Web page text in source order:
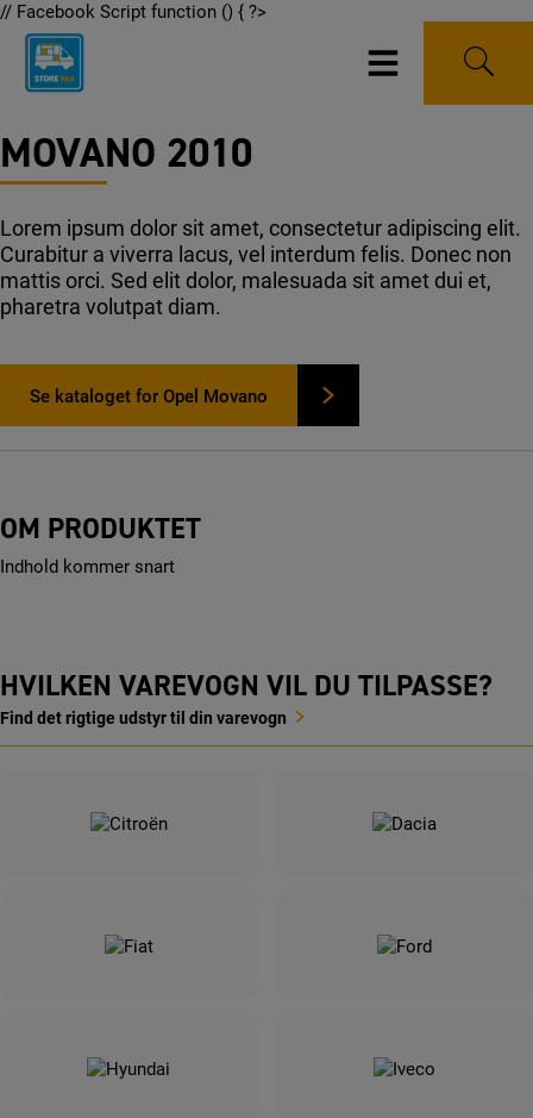
// Facebook Script function () { ?>Hop
MOVANO 2010
Lorem ipsum dolor sit amet, consectetur adipiscing elit.
Curabitur a viverra lacus, vel interdum felis. Donec non
mattis orci. Sed elit dolor, malesuada sit amet dui et,
pharetra volutpat diam.
Se kataloget for Opel Movano
OM PRODUKTET
Indhold kommer snart
HVILKEN VAREVOGN VIL DU TILPASSE?
Find det rigtige udstyr til din varevogn